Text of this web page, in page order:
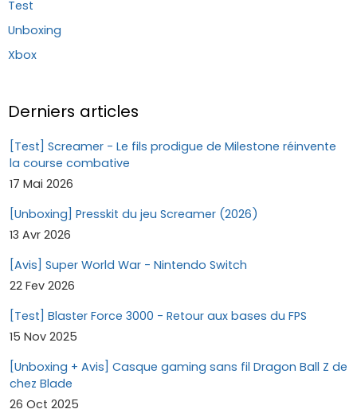
Test
Unboxing
Xbox
Derniers articles
[Test] Screamer - Le fils prodigue de Milestone réinvente
la course combative
17 Mai 2026
[Unboxing] Presskit du jeu Screamer (2026)
13 Avr 2026
[Avis] Super World War - Nintendo Switch
22 Fev 2026
[Test] Blaster Force 3000 - Retour aux bases du FPS
15 Nov 2025
[Unboxing + Avis] Casque gaming sans fil Dragon Ball Z de
chez Blade
26 Oct 2025